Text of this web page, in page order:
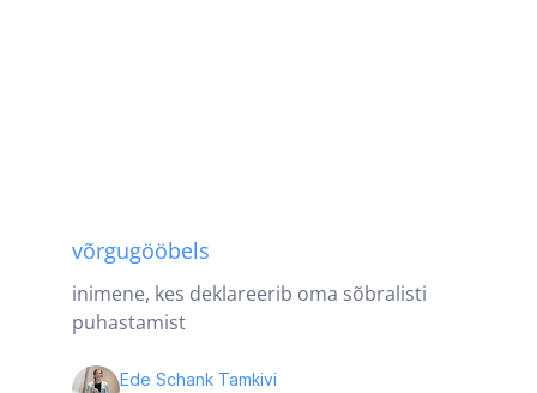
võrgugööbels
inimene, kes deklareerib oma sõbralisti
puhastamist
Ede Schank Tamkivi